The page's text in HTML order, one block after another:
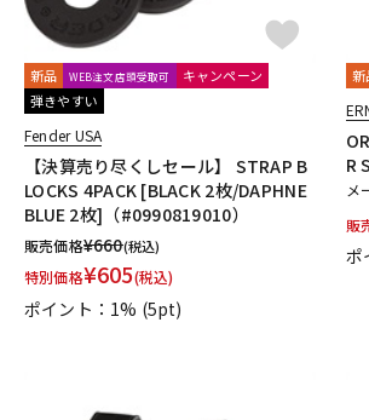
320design アトス・インターナショナル
ヤマハミュージックEHD
ヤマハミュー
日本娯楽
名城商会 明和電機
他2
TONE GEAR
Billaudot
Marc Reift Max Eschig
Cable Cup
Richard Schauer
AURORA STRINGS
新品 WEB注文店頭受取可
キャンペーン
弾きやすい
Fender USA
【決算売り尽くしセール】 STRAP B
LOCKS 4PACK [BLACK 2枚/DAPHNE
BLUE 2枚]（#0990819010）
販売価格¥660(税込)
特別価格¥605(税込)
ポイント：1% (5pt)
新
R
メ
販
ポ